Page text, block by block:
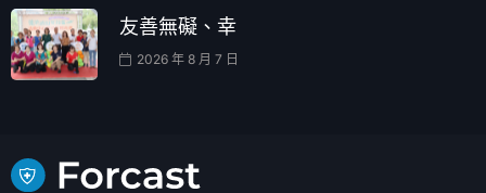
友善無礙、幸
2026 年 8 月 7 日